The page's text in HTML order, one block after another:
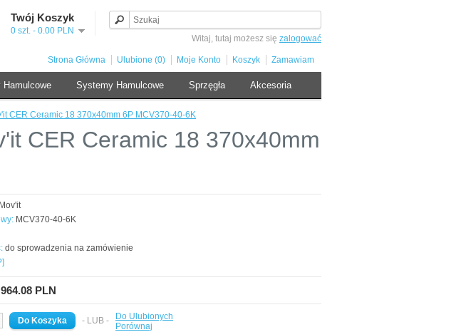
Twój Koszyk
0 szt. - 0.00 PLN
Witaj, tutaj możesz się zalogować
Strona Główna Ulubione (0) Moje Konto Koszyk Zamawiam
Hamulcowe Systemy Hamulcowe Sprzęgła Akcesoria
CER Ceramic 18 370x40mm 6P MCV370-40-6K
CER Ceramic 18 370x40mm
Mov'it
MCV370-40-6K
do sprowadzenia na zamówienie
PLN
- LUB -
Do Ulubionych
Porównaj